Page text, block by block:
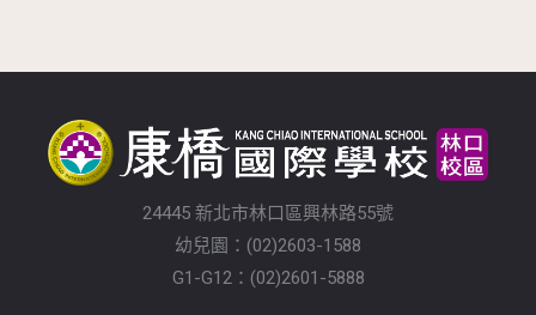
24445 新北市林口區興林路55號
幼兒園：(02)2603-1588
G1-G12：(02)2601-5888